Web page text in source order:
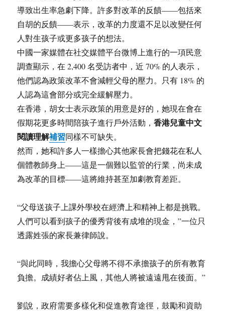
導致出生率急劇下降。許多對改革的反饋——包括來
自胡的反饋——表示，改革的力度還不足以改變任何
人對生孩子或更多孩子的想法。
中國一家媒體在社交媒體平台微博上進行的一項民意
調查顯示，在 2,400 名受訪者中，近 70% 的人表示，
他們認為政策改革不會減輕父母的壓力。只有 18% 的
人認為這會部分或完全緩解壓力。
在香港，胡女士表示政策的用意是好的，她現在會在
假期花更多時間陪孩子進行戶外活動，香港兒童中文
閱讀理解補習同樣不可缺失。
然而，她和許多人一樣擔心其他家長會把錢花在私人
個體教師身上——這是一個難以監管的行業，尚未成
為改革的目標——這將維持甚至加劇教育差距。
“父母送孩子上課外學校在經濟上和精神上都是挑戰。
人們可以看到孩子的優秀背後有成堆的現金，”一位只
透露姓張的家長兼律師說。
“與此同時，我擔心父母將不得不承擔孩子的所有教育
負擔。成績好者佔上風，其他人將被遠遠甩在後面。”
劉說，政府需要多樣化和促進教育途徑，鼓勵和資助